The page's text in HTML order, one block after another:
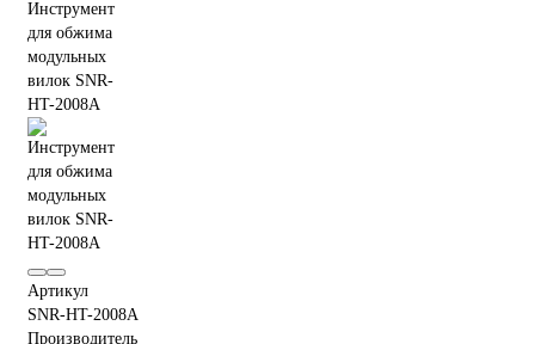
Артикул
SNR-HT-2008A
Производитель